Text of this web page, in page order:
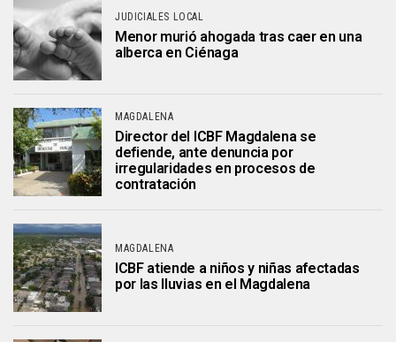
JUDICIALES LOCAL
Menor murió ahogada tras caer en una
alberca en Ciénaga
MAGDALENA
Director del ICBF Magdalena se
defiende, ante denuncia por
irregularidades en procesos de
contratación
MAGDALENA
ICBF atiende a niños y niñas afectadas
por las lluvias en el Magdalena